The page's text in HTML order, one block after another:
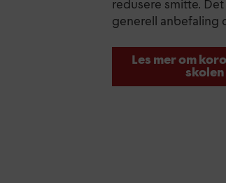
redusere smitte.
generell anbefaling
Les mer om
skolen